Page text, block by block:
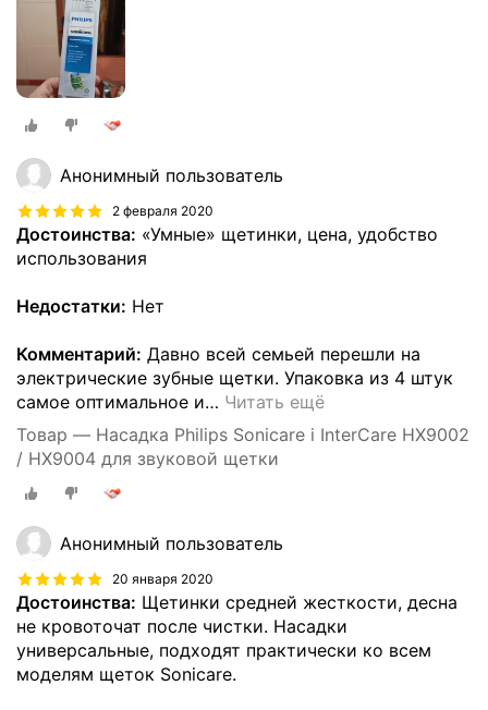
Анонимный пользователь
2 февраля 2020
Достоинства: «Умные» щетинки, цена, удобство
использования
Недостатки: Нет
Комментарий: Давно всей семьей перешли на
электрические зубные щетки. Упаковка из 4 штук
самое оптимальное и… Читать ещё
Товар — Насадка Philips Sonicare i InterCare HX9002
/ HX9004 для звуковой щетки
Анонимный пользователь
20 января 2020
Достоинства: Щетинки средней жесткости, десна
не кровоточат после чистки. Насадки
универсальные, подходят практически ко всем
моделям щеток Sonicare.